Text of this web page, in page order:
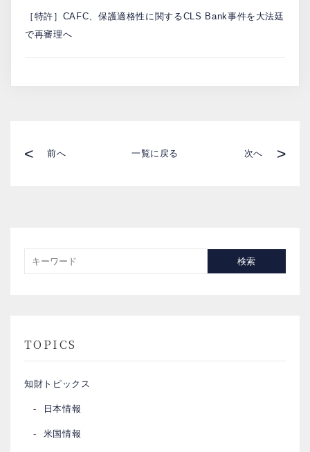
［特許］CAFC、保護適格性に関するCLS Bank事件を大法廷
で再審理へ
< 前へ 一覧に戻る 次へ >
検索
TOPICS
知財トピックス
日本情報
米国情報